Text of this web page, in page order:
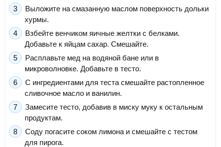
Выложите на смазанную маслом поверхность дольки
хурмы.
Взбейте венчиком яичные желтки с белками.
Добавьте к яйцам сахар. Смешайте.
Расплавьте мед на водяной бане или в
микроволновке. Добавьте в тесто.
С ингредиентами для теста смешайте растопленное
сливочное масло и ванилин.
Замесите тесто, добавив в миску муку к остальным
продуктам.
Соду погасите соком лимона и смешайте с тестом
для пирога.